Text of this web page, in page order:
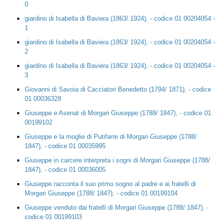
0
giardino di Isabella di Baviera (1863/ 1924), - codice 01 00204054 -
1
giardino di Isabella di Baviera (1863/ 1924), - codice 01 00204054 -
2
giardino di Isabella di Baviera (1863/ 1924), - codice 01 00204054 -
3
Giovanni di Savoia di Cacciatori Benedetto (1794/ 1871), - codice
01 00036328
Giuseppe e Asenat di Morgari Giuseppe (1788/ 1847), - codice 01
00199102
Giuseppe e la moglie di Putifarre di Morgari Giuseppe (1788/
1847), - codice 01 00035995
Giuseppe in carcere interpreta i sogni di Morgari Giuseppe (1788/
1847), - codice 01 00036005
Giuseppe racconta il suo primo sogno al padre e ai fratelli di
Morgari Giuseppe (1788/ 1847), - codice 01 00199104
Giuseppe venduto dai fratelli di Morgari Giuseppe (1788/ 1847), -
codice 01 00199103